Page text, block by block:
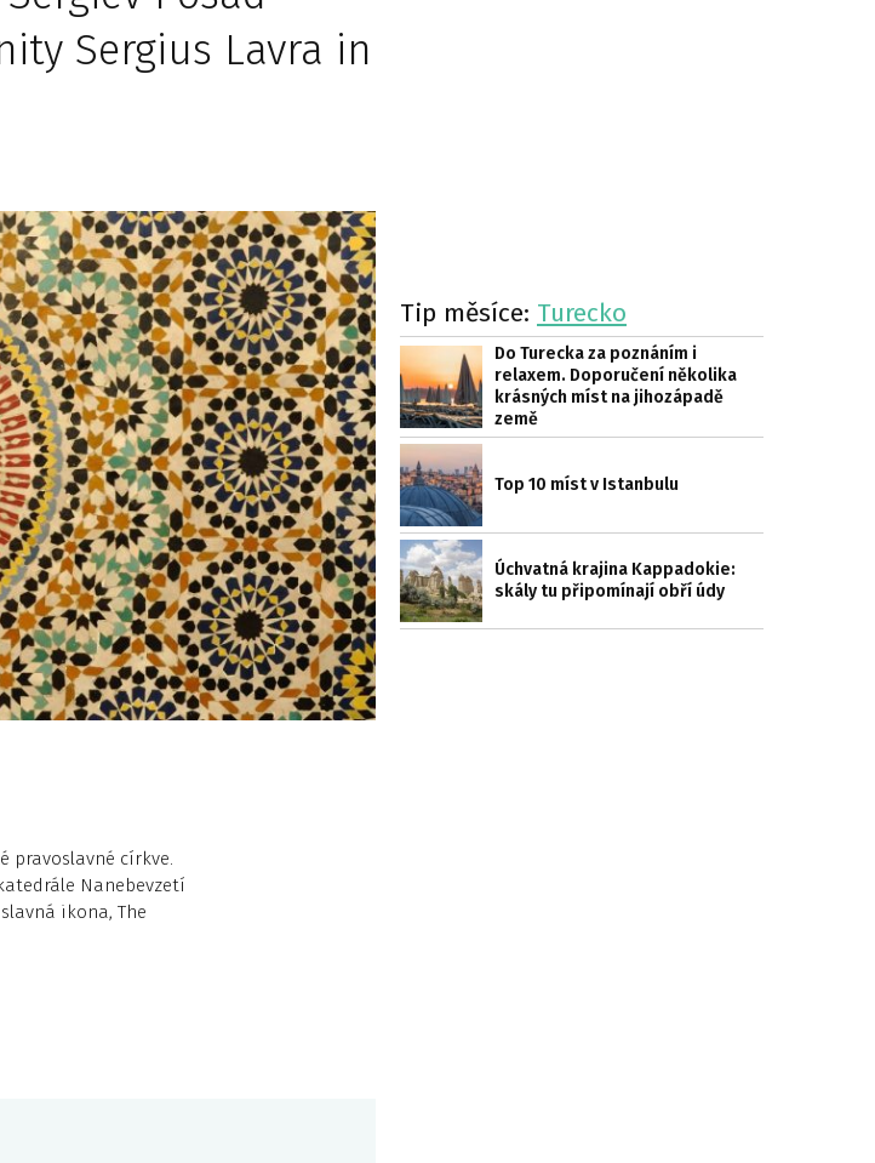
Sergius Lavra in
pravoslavné církve.
Nanebevzetí
ikona, The
Tip měsíce: Turecko
Do Turecka za poznáním i
relaxem. Doporučení několika
krásných míst na jihozápadě
země
Top 10 míst v Istanbulu
Úchvatná krajina Kappadokie:
skály tu připomínají obří údy